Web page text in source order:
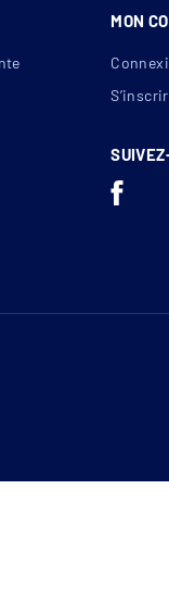
MON